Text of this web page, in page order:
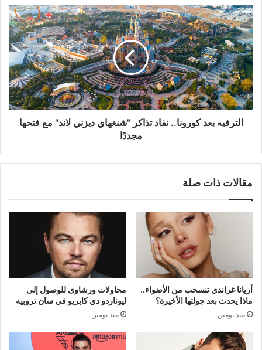
الترفيه
بعد
كورونا..
نفاد
تذاكر
"شنغهاي
ديزني
لاند"
مع
فتحهاالترفيه بعد كورونا.. نفاد تذاكر "شنغهاي ديزني لاند" مع فتحها
مجددًا
مقالات ذات صلة
أريانا غراندي تنسحب من الأضواء..
ماذا يحدث بعد جولتها الأخيرة؟
منذ يومين
محاولات ورشاوى للوصول إلى
ليوناردو دي كابريو في سان تروبيه
منذ يومين